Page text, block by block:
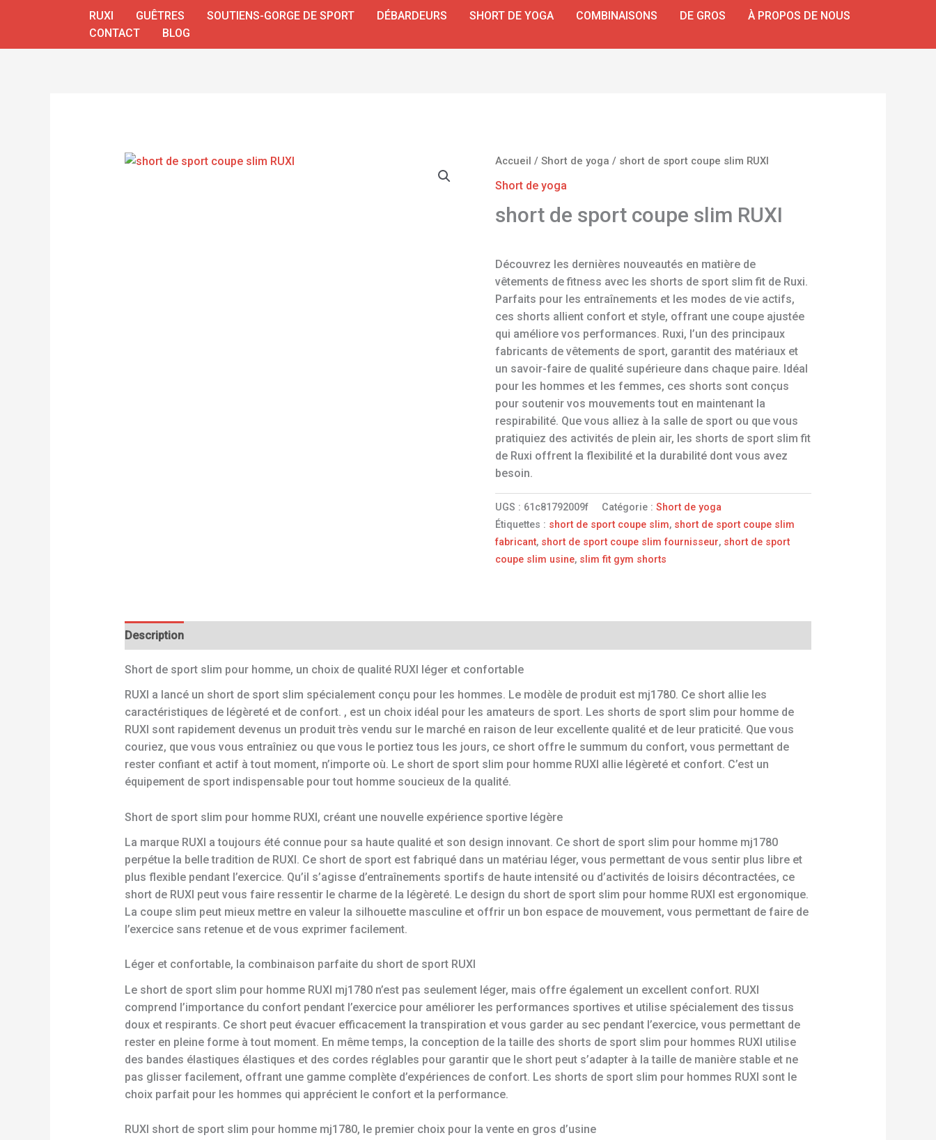
RUXI GUÊTRES SOUTIENS-GORGE DE SPORT DÉBARDEURS SHORT DE YOGA COMBINAISONS DE GROS
À PROPOS DE NOUS
CONTACT
BLOG
Accueil /Short de yoga / short de sport coupe slim RUXI
Short de yoga
short de sport coupe slim RUXI
Découvrez les dernières nouveautés en matière de
vêtements de fitness avec les shorts de sport slim fit de Ruxi.
Parfaits pour les entraînements et les modes de vie actifs,
ces shorts allient confort et style, offrant une coupe ajustée
qui améliore vos performances. Ruxi, l’un des principaux
fabricants de vêtements de sport, garantit des matériaux et
un savoir-faire de qualité supérieure dans chaque paire. Idéal
pour les hommes et les femmes, ces shorts sont conçus
pour soutenir vos mouvements tout en maintenant la
respirabilité. Que vous alliez à la salle de sport ou que vous
pratiquiez des activités de plein air, les shorts de sport slim fit
de Ruxi offrent la flexibilité et la durabilité dont vous avez
besoin.
UGS : 61c81792009f Catégorie :Short de yoga
Étiquettes : short de sport coupe slim, short de sport coupe slim
fabricant, short de sport coupe slim fournisseur, short de sport
coupe slim usine, slim fit gym shorts
Description
Short de sport slim pour homme, un choix de qualité RUXI léger et confortable
RUXI a lancé un short de sport slim spécialement conçu pour les hommes. Le modèle de produit est mj1780. Ce short allie les
caractéristiques de légèreté et de confort. , est un choix idéal pour les amateurs de sport. Les shorts de sport slim pour homme de
RUXI sont rapidement devenus un produit très vendu sur le marché en raison de leur excellente qualité et de leur praticité. Que vous
couriez, que vous vous entraîniez ou que vous le portiez tous les jours, ce short offre le summum du confort, vous permettant de
rester confiant et actif à tout moment, n’importe où. Le short de sport slim pour homme RUXI allie légèreté et confort. C’est un
équipement de sport indispensable pour tout homme soucieux de la qualité.
Short de sport slim pour homme RUXI, créant une nouvelle expérience sportive légère
La marque RUXI a toujours été connue pour sa haute qualité et son design innovant. Ce short de sport slim pour homme mj1780
perpétue la belle tradition de RUXI. Ce short de sport est fabriqué dans un matériau léger, vous permettant de vous sentir plus libre et
plus flexible pendant l’exercice. Qu’il s’agisse d’entraînements sportifs de haute intensité ou d’activités de loisirs décontractées, ce
short de RUXI peut vous faire ressentir le charme de la légèreté. Le design du short de sport slim pour homme RUXI est ergonomique.
La coupe slim peut mieux mettre en valeur la silhouette masculine et offrir un bon espace de mouvement, vous permettant de faire de
l’exercice sans retenue et de vous exprimer facilement.
Léger et confortable, la combinaison parfaite du short de sport RUXI
Le short de sport slim pour homme RUXI mj1780 n’est pas seulement léger, mais offre également un excellent confort. RUXI
comprend l’importance du confort pendant l’exercice pour améliorer les performances sportives et utilise spécialement des tissus
doux et respirants. Ce short peut évacuer efficacement la transpiration et vous garder au sec pendant l’exercice, vous permettant de
rester en pleine forme à tout moment. En même temps, la conception de la taille des shorts de sport slim pour hommes RUXI utilise
des bandes élastiques élastiques et des cordes réglables pour garantir que le short peut s’adapter à la taille de manière stable et ne
pas glisser facilement, offrant une gamme complète d’expériences de confort. Les shorts de sport slim pour hommes RUXI sont le
choix parfait pour les hommes qui apprécient le confort et la performance.
RUXI short de sport slim pour homme mj1780, le premier choix pour la vente en gros d’usine